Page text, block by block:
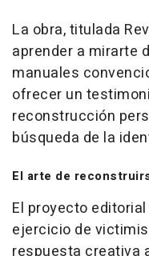
La obra, titulada
aprender a mirarte
manuales
ofrecer un
reconstrucción
búsqueda de la
El arte de
El proyecto
ejercicio de
respuesta creativa